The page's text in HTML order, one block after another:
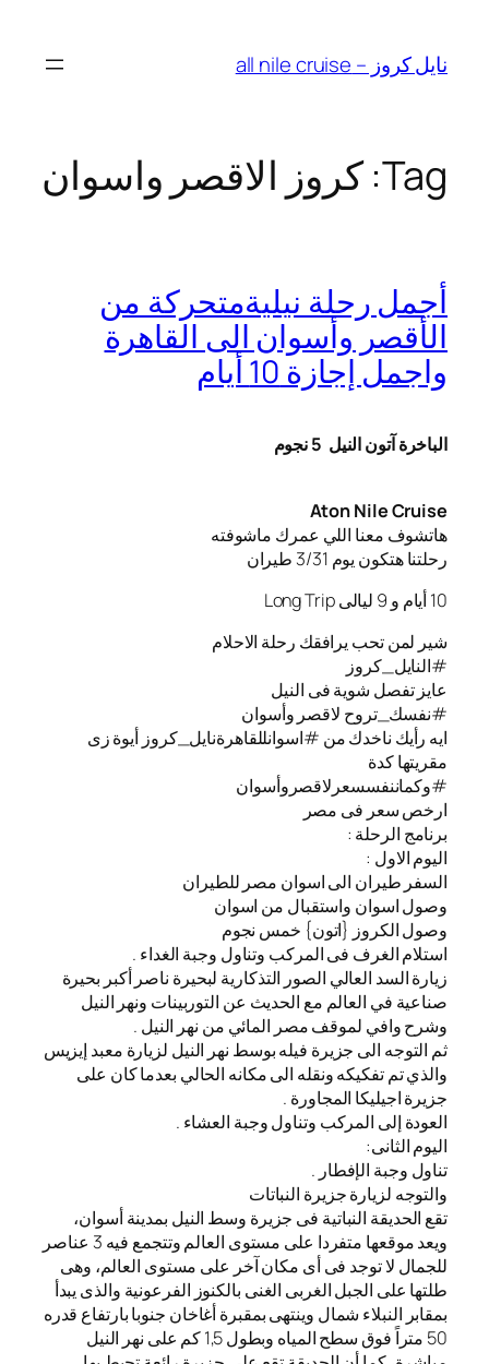
content
نايل كروز – all nile cruise
Tag: كروز الاقصر واسوان
أجمل رحلة نيليةمتحركة من
الأقصر وأسوان الى القاهرة
واجمل إجازة 10 أيام
الباخرة آتون النيل
Aton Nile Cruise
هاتشوف معنا اللي عمرك ماشوفته
رحلتنا هتكون يوم 3/31 طيران
10 أيام و 9 ليالى Long Trip
شير لمن تحب يرافقك رحلة الاحلام
#النايل_كروز
عايز تفصل شوية فى النيل
#نفسك_تروح لاقصر وأسوان
ايه رأيك ناخدك من #اسوانللقاهرةنايل_كروز أيوة زى
مقريتها كدة
#وكماننفسسعرلاقصروأسوان
ارخص سعر فى مصر
برنامج الرحلة :
اليوم الاول :
السفر طيران الى اسوان مصر للطيران
️وصول اسوان واستقبال من اسوان
️وصول الكروز {اتون} خمس نجوم
استلام الغرف فى المركب وتناول وجبة الغداء .
زيارة السد العالي الصور التذكارية لبحيرة ناصر أكبر بحيرة
صناعية في العالم مع الحديث عن التوربينات ونهر النيل
وشرح وافي لموقف مصر المائي من نهر النيل .
ثم التوجه الى جزيرة فيله بوسط نهر النيل لزيارة معبد إيزيس
والذي تم تفكيكه ونقله الى مكانه الحالي بعدما كان على
جزيرة اجيليكا المجاورة .
العودة إلى المركب وتناول وجبة العشاء .
اليوم الثانى:
تناول وجبة الإفطار .
والتوجه لزيارة جزيرة النباتات
تقع الحديقة النباتية فى جزيرة وسط النيل بمدينة أسوان،
ويعد موقعها متفردا على مستوى العالم وتتجمع فيه 3 عناصر
للجمال لا توجد فى أى مكان آخر على مستوى العالم، وهى
طلتها على الجبل الغربى الغنى بالكنوز الفرعونية والذى يبدأ
بمقابر النبلاء شمال وينتهى بمقبرة أغاخان جنوبا بارتفاع قدره
50 متراً فوق سطح المياه وبطول 1,5 كم على نهر النيل